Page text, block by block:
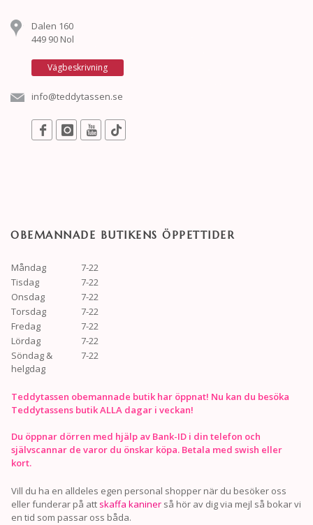
Dalen 160
449 90 Nol
Vägbeskrivning
info@teddytassen.se
OBEMANNADE BUTIKENS ÖPPETTIDER
Måndag
7-22
Tisdag
7-22
Onsdag
7-22
Torsdag
7-22
Fredag
7-22
Lördag
7-22
Söndag &
helgdag
7-22
Teddytassen obemannade butik har öppnat! Nu kan du besöka
Teddytassens butik ALLA dagar i veckan!
Du öppnar dörren med hjälp av Bank-ID i din telefon och
självscannar de varor du önskar köpa. Betala med swish eller
kort.
Vill du ha en alldeles egen personal shopper när du besöker oss
eller funderar på att skaffa kaniner så hör av dig via mejl så bokar vi
en tid som passar oss båda.